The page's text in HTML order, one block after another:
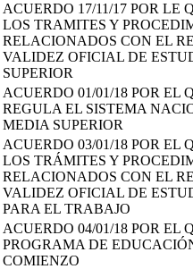
ACUERDO 17/11/17 POR LE
LOS TRAMITES Y
RELACIONADOS CON EL
VALIDEZ OFICIAL DE
SUPERIOR
ACUERDO 01/01/18 POR EL
REGULA EL SISTEMA
MEDIA SUPERIOR
ACUERDO 03/01/18 POR EL
LOS TRÁMITES Y
RELACIONADOS CON EL
VALIDEZ OFICIAL DE
PARA EL TRABAJO
ACUERDO 04/01/18 POR EL
PROGRAMA DE
COMIENZO